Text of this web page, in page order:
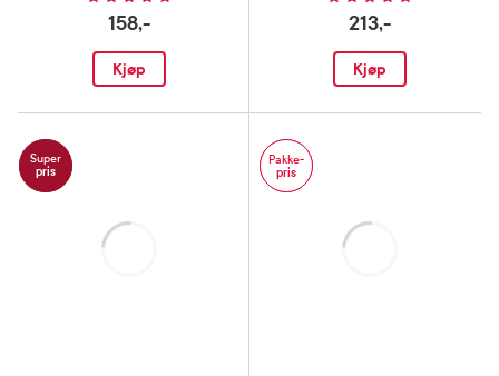
158,-
Kjøp
213,-
Kjøp
Super
pris
Pakke-
pris